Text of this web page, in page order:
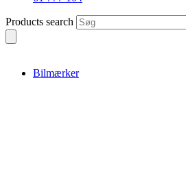
Products search
Bilmærker